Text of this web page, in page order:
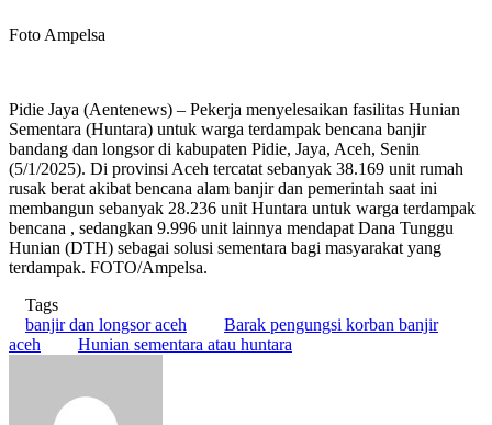
Foto Ampelsa
Pidie Jaya (Aentenews) – Pekerja menyelesaikan fasilitas Hunian
Sementara (Huntara) untuk warga terdampak bencana banjir
bandang dan longsor di kabupaten Pidie, Jaya, Aceh, Senin
(5/1/2025). Di provinsi Aceh tercatat sebanyak 38.169 unit rumah
rusak berat akibat bencana alam banjir dan pemerintah saat ini
membangun sebanyak 28.236 unit Huntara untuk warga terdampak
bencana , sedangkan 9.996 unit lainnya mendapat Dana Tunggu
Hunian (DTH) sebagai solusi sementara bagi masyarakat yang
terdampak. FOTO/Ampelsa.
Tags
banjir dan longsor aceh
Barak pengungsi korban banjir
aceh
Hunian sementara atau huntara